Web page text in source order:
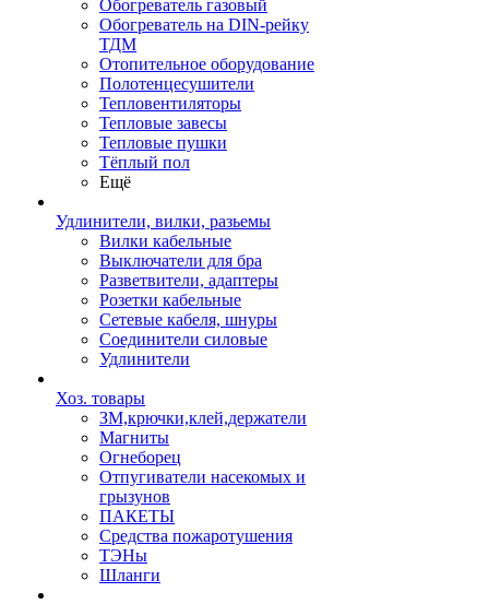
Обогреватель газовый
Обогреватель на DIN-рейку
ТДМ
Отопительное оборудование
Полотенцесушители
Тепловентиляторы
Тепловые завесы
Тепловые пушки
Тёплый пол
Ещё
Удлинители, вилки, разьемы
Вилки кабельные
Выключатели для бра
Разветвители, адаптеры
Розетки кабельные
Сетевые кабеля, шнуры
Соединители силовые
Удлинители
Хоз. товары
ЗМ,крючки,клей,держатели
Магниты
Огнеборец
Отпугиватели насекомых и
грызунов
ПАКЕТЫ
Средства пожаротушения
ТЭНы
Шланги